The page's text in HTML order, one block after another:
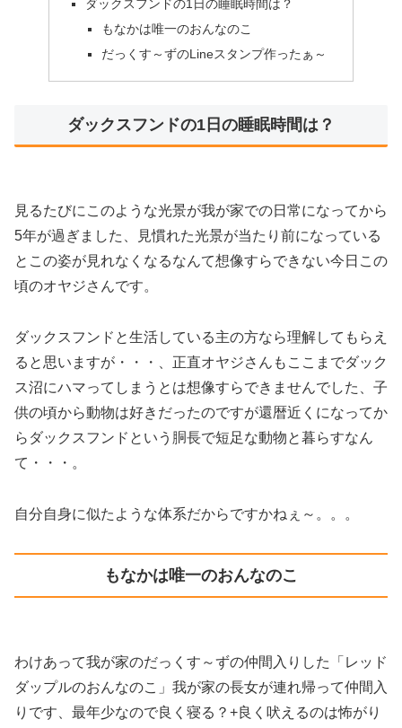
ダックスフンドの1日の睡眠時間は？
もなかは唯一のおんなのこ
だっくす～ずのLineスタンプ作ったぁ～
ダックスフンドの1日の睡眠時間は？
見るたびにこのような光景が我が家での日常になってから
5年が過ぎました、見慣れた光景が当たり前になっている
とこの姿が見れなくなるなんて想像すらできない今日この
頃のオヤジさんです。
ダックスフンドと生活している主の方なら理解してもらえ
ると思いますが・・・、正直オヤジさんもここまでダック
ス沼にハマってしまうとは想像すらできませんでした、子
供の頃から動物は好きだったのですが還暦近くになってか
らダックスフンドという胴長で短足な動物と暮らすなん
て・・・。
自分自身に似たような体系だからですかねぇ～。。。
もなかは唯一のおんなのこ
わけあって我が家のだっくす～ずの仲間入りした「レッド
ダップルのおんなのこ」我が家の長女が連れ帰って仲間入
りです、最年少なので良く寝る？+良く吠えるのは怖がり